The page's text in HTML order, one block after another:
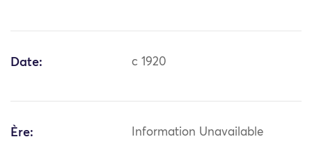
Date: c 1920
Ère: Information Unavailable